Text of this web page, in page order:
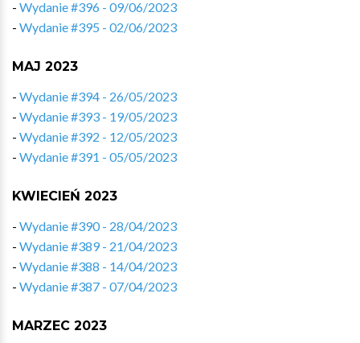
- Wydanie #396 - 09/06/2023
- Wydanie #395 - 02/06/2023
MAJ 2023
- Wydanie #394 - 26/05/2023
- Wydanie #393 - 19/05/2023
- Wydanie #392 - 12/05/2023
- Wydanie #391 - 05/05/2023
KWIECIEŃ 2023
- Wydanie #390 - 28/04/2023
- Wydanie #389 - 21/04/2023
- Wydanie #388 - 14/04/2023
- Wydanie #387 - 07/04/2023
MARZEC 2023